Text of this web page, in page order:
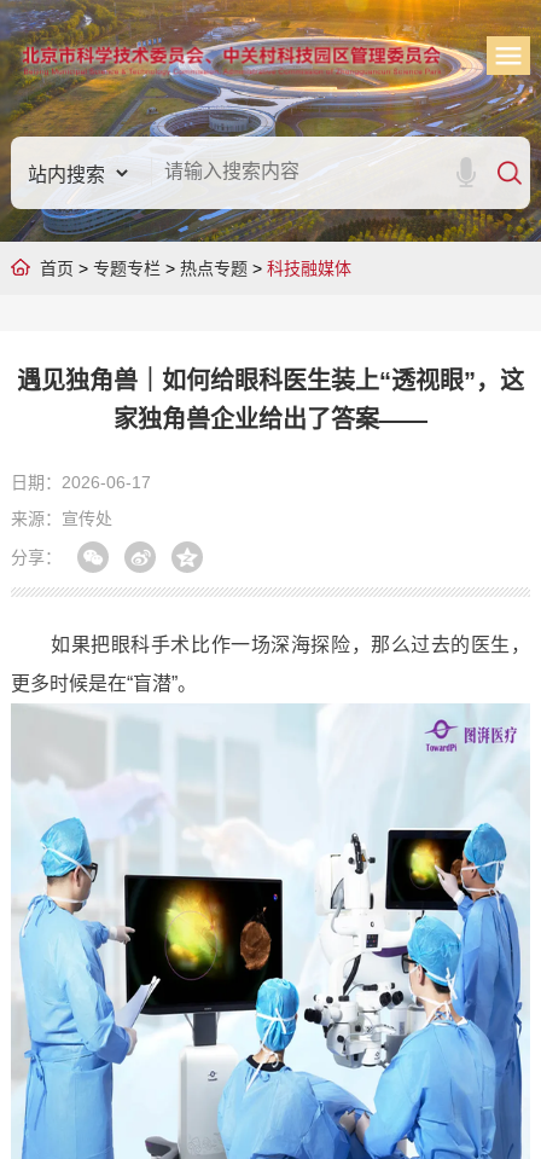
首页 > 专题专栏 > 热点专题> 科技融媒体
遇见独角兽｜如何给眼科医生装上“透视眼”，这
家独角兽企业给出了答案——
日期：2026-06-17
来源：宣传处
分享：
如果把眼科手术比作一场深海探险，那么过去的医生，
更多时候是在“盲潜”。